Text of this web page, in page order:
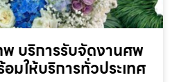
บริการรับจัดงานศพ
มให้บริการทั่วประเทศ